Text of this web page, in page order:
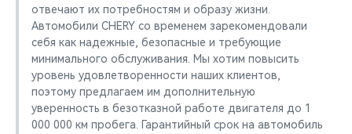
ВИДЕООБЗОРЫ
CHERY ДЛЯ ДЕТЕЙ
отвечают их потребностям и образу жизни.
Автомобили CHERY со временем зарекомендовали
себя как надежные, безопасные и требующие
минимального обслуживания. Мы хотим повысить
уровень удовлетворенности наших клиентов,
поэтому предлагаем им дополнительную
уверенность в безотказной работе двигателя до 1
000 000 км пробега. Гарантийный срок на автомобиль